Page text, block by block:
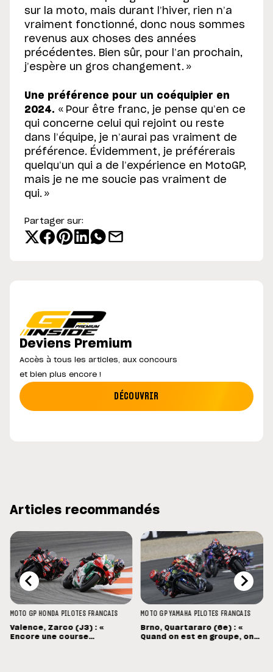
sur la moto, mais durant l’hiver, rien n’a
vraiment fonctionné, donc nous sommes
revenus aux choses des années
précédentes. Bien sûr, pour l’an prochain,
j’espère un gros changement. »
Une préférence pour un coéquipier en
2024. « Pour être franc, je pense qu’en ce
qui concerne celui qui rejoint ou reste
dans l’équipe, je n’aurai pas vraiment de
préférence. Évidemment, je préférerais
quelqu’un qui a de l’expérience en MotoGP,
mais je ne me soucie pas vraiment de
qui. »
Partager sur:
Deviens Premium
Accès à tous les articles, aux concours
et bien plus encore !
DÉCOUVRIR
Articles recommandés
MOTO GP HONDA PILOTES FRANCAIS
Valence, Zarco (J3) : «
Encore une course
MOTO GP YAMAHA PILOTES FRANCAIS
Brno, Quartararo (6e) : «
Quand on est en groupe, on